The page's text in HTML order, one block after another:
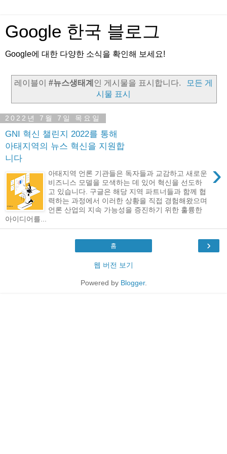
Google 한국 블로그
Google에 대한 다양한 소식을 확인해 보세요!
레이블이#뉴스생태계 인 게시물을 표시합니다.
모든 게
시물 표시
2022년 7월 7일 목요일
GNI 혁신 챌린지 2022를 통해
아태지역의 뉴스 혁신을 지원합
니다
›
아태지역 언론 기관들은 독자들과 교감하고 새로운
비즈니스 모델을 모색하는 데 있어 혁신을 선도하
고 있습니다. 구글은 해당 지역 파트너들과 함께 협
력하는 과정에서 이러한 상황을 직접 경험해왔으며
언론 산업의 지속 가능성을 증진하기 위한 훌륭한
아이디어를...
›
홈
웹 버전 보기
Powered by Blogger.